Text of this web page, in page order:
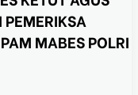
MABES POLRI